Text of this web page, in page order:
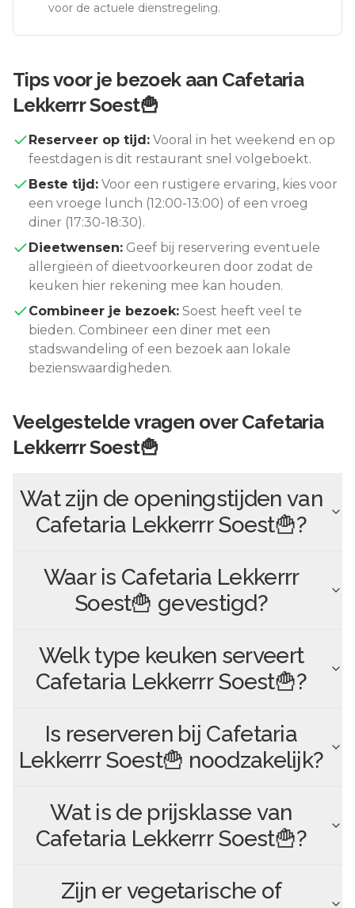
voor de actuele dienstregeling.
Tips voor je bezoek aan Cafetaria
Lekkerrr Soest🍟
Reserveer op tijd: Vooral in het weekend en op
feestdagen is dit restaurant snel volgeboekt.
Beste tijd: Voor een rustigere ervaring, kies voor
een vroege lunch (12:00-13:00) of een vroeg
diner (17:30-18:30).
Dieetwensen: Geef bij reservering eventuele
allergieën of dieetvoorkeuren door zodat de
keuken hier rekening mee kan houden.
Combineer je bezoek: Soest heeft veel te
bieden. Combineer een diner met een
stadswandeling of een bezoek aan lokale
bezienswaardigheden.
Veelgestelde vragen overCafetaria
Lekkerrr Soest🍟
Wat zijn de openingstijden van
Cafetaria Lekkerrr Soest🍟?
Waar is Cafetaria Lekkerrr
Soest🍟 gevestigd?
Welk type keuken serveert
Cafetaria Lekkerrr Soest🍟?
Is reserveren bij Cafetaria
Lekkerrr Soest🍟 noodzakelijk?
Wat is de prijsklasse van
Cafetaria Lekkerrr Soest🍟?
Zijn er vegetarische of